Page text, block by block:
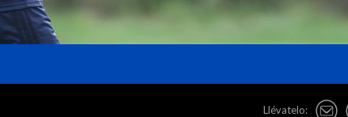
Llévatelo: